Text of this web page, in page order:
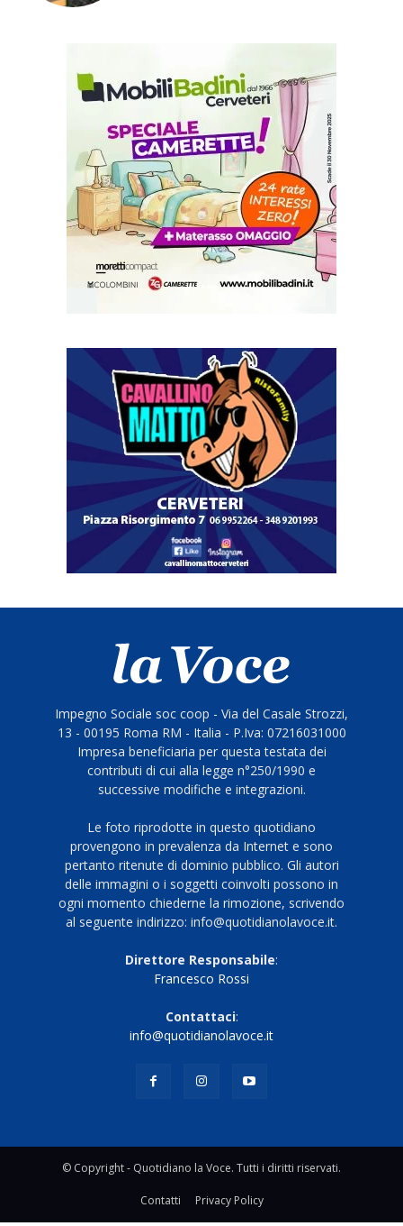
Impegno Sociale soc coop - Via del Casale Strozzi,
13 - 00195 Roma RM - Italia - P.Iva: 07216031000
Impresa beneficiaria per questa testata dei
contributi di cui alla legge n°250/1990 e
successive modifiche e integrazioni.
Le foto riprodotte in questo quotidiano
provengono in prevalenza da Internet e sono
pertanto ritenute di dominio pubblico. Gli autori
delle immagini o i soggetti coinvolti possono in
ogni momento chiederne la rimozione, scrivendo
al seguente indirizzo: info@quotidianolavoce.it.
Direttore Responsabile:
Francesco Rossi
Contattaci:
info@quotidianolavoce.it
© Copyright - Quotidiano la Voce. Tutti i diritti riservati.
Contatti Privacy Policy